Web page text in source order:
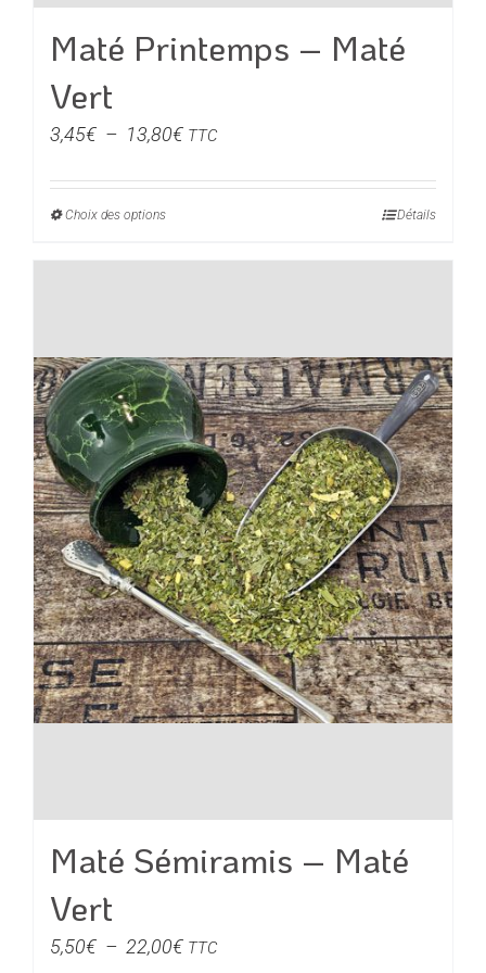
Maté Printemps – Maté
Vert
3,45€ – 13,80€Plage
prix :
TTC
Choix des optionsCe
Les
options
peuvent
être
choisies
sur
la
page
du
produit
Détails
Maté Sémiramis – Maté
Vert
5,50€ – 22,00€Plage
TTC